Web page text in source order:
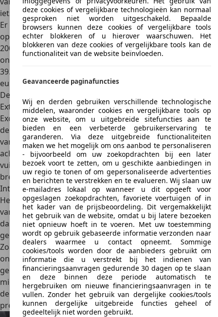
iets meer.
Er zijn niet veel aanbiedingen voor een Pontiac Trans Am
op de markt voor occasions. Een model uit 1995 met
200.000 kilometer op de klok staat genoteerd voor
ongeveer 9.750 euro. Een Trans Am uit 1979 met ongeveer
39.000 kilometer op de klok kost daarentegen al 35.000
euro.
Design
Exterieur
Exclusief voor de Pontiac Firebird heeft de motorkap van
de Trans Am variant functionele ventilatieopeningen die
vanaf de bestuurderskant gesloten kunnen worden. Naar
achteren gerichte fiberglas vleugelopeningen bedekken
vuistgrote gaten om de motorruimte te ventileren. Een
brede spoiler overspant het achterste gedeelte.
Interieur
Het interieur van de Pontiac Trans Am is hetzelfde als dat
van de basis Firebird, maar biedt een optioneel rally
dashboard. Kopers kunnen ook een op de motorkap
gemonteerde toerenteller bijbestellen voor 85 dollar.
Zoals bij een racewagen ziet het interieur erzeer karig en
oncomfortabeluit. Afhankelijk van het model en de
generatie had de Pontiac Trans Am een CD-speler in het
midden en verder alleen analoge displays. Dat de Trans Am
de krachtigste Firebird was, was vooral te zien aan de
prestaties en niet aan het interieur van de auto.
deze cookies of vergelijkbare technologieën kan normaal
gesproken niet worden uitgeschakeld. Bepaalde
browsers kunnen deze cookies of vergelijkbare tools
echter blokkeren of u hierover waarschuwen. Het
blokkeren van deze cookies of vergelijkbare tools kan de
functionaliteit van de website beïnvloeden.
Geavanceerde paginafuncties
Wij en derden gebruiken verschillende technologische
middelen, waaronder cookies en vergelijkbare tools op
onze website, om u uitgebreide sitefuncties aan te
bieden en een verbeterde gebruikerservaring te
garanderen. Via deze uitgebreide functionaliteiten
maken we het mogelijk om ons aanbod te personaliseren
- bijvoorbeeld om uw zoekopdrachten bij een later
bezoek voort te zetten, om u geschikte aanbiedingen in
uw regio te tonen of om gepersonaliseerde advertenties
en berichten te verstrekken en te evalueren. Wij slaan uw
e-mailadres lokaal op wanneer u dit opgeeft voor
opgeslagen zoekopdrachten, favoriete voertuigen of in
het kader van de prijsbeoordeling. Dit vergemakkelijkt
het gebruik van de website, omdat u bij latere bezoeken
niet opnieuw hoeft in te voeren. Met uw toestemming
wordt op gebruik gebaseerde informatie verzonden naar
dealers waarmee u contact opneemt. Sommige
cookies/tools worden door de aanbieders gebruikt om
informatie die u verstrekt bij het indienen van
financieringsaanvragen gedurende 30 dagen op te slaan
en deze binnen deze periode automatisch te
hergebruiken om nieuwe financieringsaanvragen in te
vullen. Zonder het gebruik van dergelijke cookies/tools
kunnen dergelijke uitgebreide functies geheel of
gedeeltelijk niet worden gebruikt.